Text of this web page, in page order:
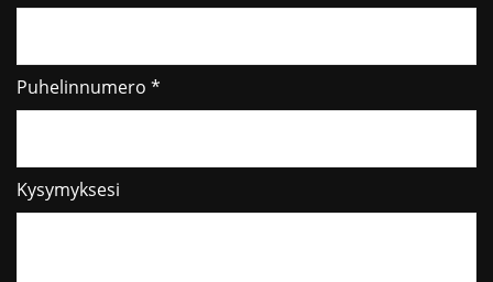
Puhelinnumero *
Kysymyksesi